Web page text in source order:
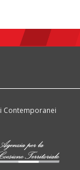
Contemporanei